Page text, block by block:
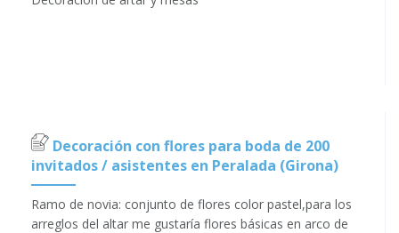
Decoración con flores para boda de 200
invitados / asistentes en Peralada (Girona)
Ramo de novia: conjunto de flores color pastel,para los
arreglos del altar me gustaría flores básicas en arco de